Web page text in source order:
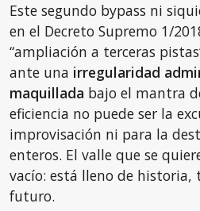
Este segundo bypass ni
en el Decreto Supremo 1/
“ampliación a terceras
ante una irregularidad
maquillada bajo el mantra
eficiencia no puede ser la
improvisación ni para la
enteros. El valle que se
vacío: está lleno de historia,
futuro.